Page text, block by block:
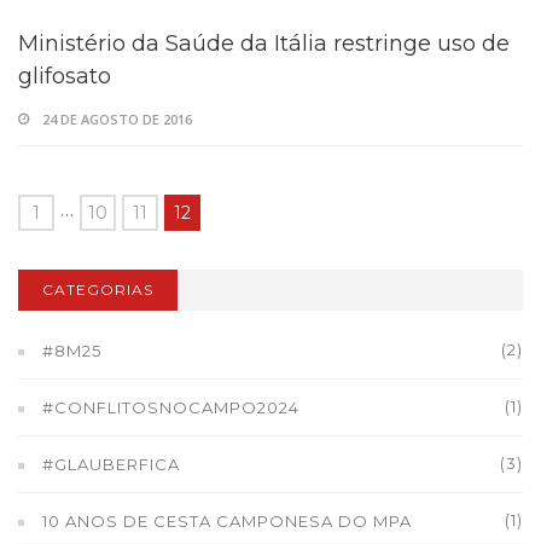
Ministério da Saúde da Itália restringe uso de
glifosato
24 DE AGOSTO DE 2016
1 … 10 11 12
CATEGORIAS
#8M25 (2)
#CONFLITOSNOCAMPO2024 (1)
#GLAUBERFICA (3)
10 ANOS DE CESTA CAMPONESA DO MPA (1)